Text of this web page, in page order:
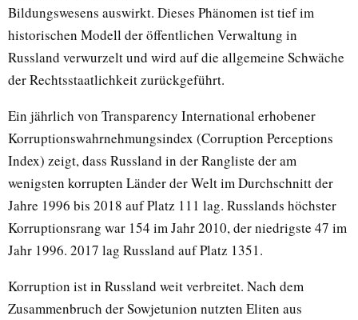
Bildungswesens auswirkt. Dieses Phänomen ist tief im
historischen Modell der öffentlichen Verwaltung in
Russland verwurzelt und wird auf die allgemeine Schwäche
der Rechtsstaatlichkeit zurückgeführt.
Ein jährlich von Transparency International erhobener
Korruptionswahrnehmungsindex (Corruption Perceptions
Index) zeigt, dass Russland in der Rangliste der am
wenigsten korrupten Länder der Welt im Durchschnitt der
Jahre 1996 bis 2018 auf Platz 111 lag. Russlands höchster
Korruptionsrang war 154 im Jahr 2010, der niedrigste 47 im
Jahr 1996. 2017 lag Russland auf Platz 1351.
Korruption ist in Russland weit verbreitet. Nach dem
Zusammenbruch der Sowjetunion nutzten Eliten aus